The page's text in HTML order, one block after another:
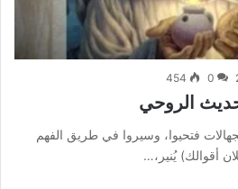
0
454
الروحي
فتحيوا، وسيروا في طريق الفهم